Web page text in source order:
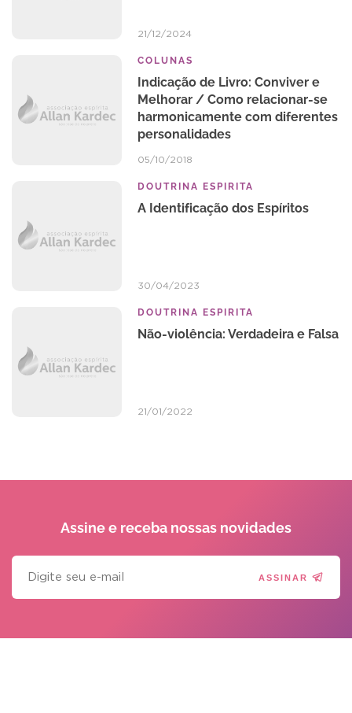
21/12/2024
COLUNAS
Indicação de Livro: Conviver e
Melhorar / Como relacionar-se
harmonicamente com diferentes
personalidades
05/10/2018
DOUTRINA ESPIRITA
A Identificação dos Espíritos
30/04/2023
DOUTRINA ESPIRITA
Não-violência: Verdadeira e Falsa
21/01/2022
Assine e receba nossas novidades
ASSINAR